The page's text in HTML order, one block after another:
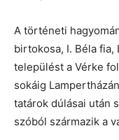
A történeti
birtokosa, I. Béla
települést a Vérke
sokáig
tatárok dúlásai után
szóból származik a